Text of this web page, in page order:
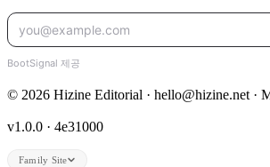
© 2026 Hizine Editorial · hello@hizine.net ·
v1.0.0 · 4e31000
Family Site